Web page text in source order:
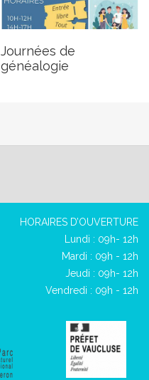
Journées de
généalogie
HORAIRES D’OUVERTURE
Lundi : 09h- 12h
Mardi : 09h - 12h
Jeudi : 09h- 12h
Vendredi : 09h - 12h